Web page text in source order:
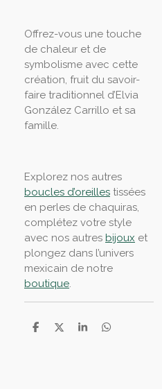
Offrez-vous une touche
de chaleur et de
symbolisme avec cette
création, fruit du savoir-
faire traditionnel d’Elvia
González Carrillo et sa
famille.
Explorez nos autres
boucles d’oreilles tissées
en perles de chaquiras,
complétez votre style
avec nos autres bijoux et
plongez dans l’univers
mexicain de notre
boutique.
P
P
P
P